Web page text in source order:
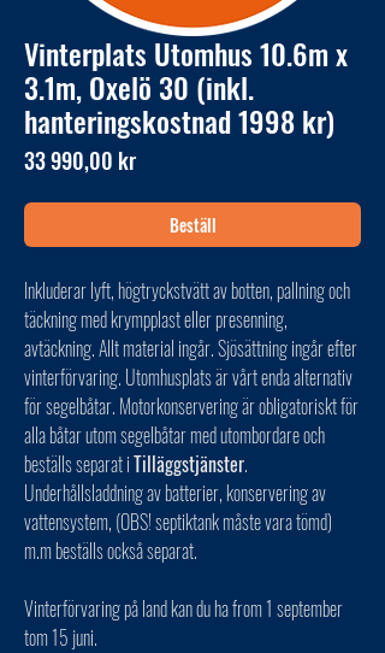
Vinterplats Utomhus 10.6m x
3.1m, Oxelö 30 (inkl.
hanteringskostnad 1998 kr)
33 990,00 krPris
Beställ
Inkluderar lyft, högtryckstvätt av botten, pallning och
täckning med krympplast eller presenning,
avtäckning. Allt material ingår. Sjösättning ingår efter
vinterförvaring. Utomhusplats är vårt enda alternativ
för segelbåtar. Motorkonservering är obligatoriskt för
alla båtar utom segelbåtar med utombordare och
beställs separat iTilläggstjänster.
Underhållsladdning av batterier, konservering av
vattensystem, (OBS! septiktank måste vara tömd)
m.m beställs också separat.
Vinterförvaring på land kan du ha from 1 september
tom 15 juni.